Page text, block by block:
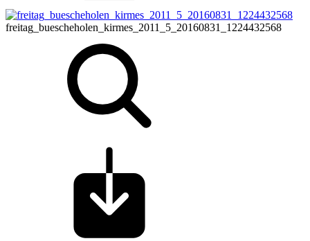
freitag_buescheholen_kirmes_2011_5_20160831_1224432568